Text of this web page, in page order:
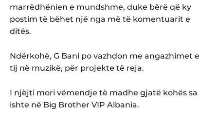
marrëdhënien e mundshme, duke bërë që ky
postim të bëhet një nga më të komentuarit e
ditës.
Ndërkohë, G Bani po vazhdon me angazhimet e
tij në muzikë, për projekte të reja.
I njëjti mori vëmendje të madhe gjatë kohës sa
ishte në Big Brother VIP Albania.